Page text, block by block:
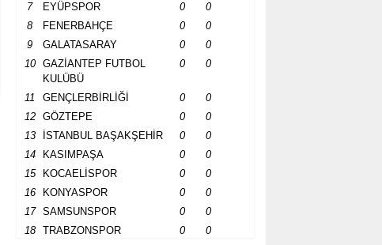
7
EYÜPSPOR 0
0
8
FENERBAHÇE 0
0
9
GALATASARAY 0
0
10
GAZİANTEP FUTBOL
KULÜBÜ
0 0
11 GENÇLERBİRLİĞİ 0
0
12
GÖZTEPE 0
0
13
İSTANBUL BAŞAKŞEHİR 0
0
14
KASIMPAŞA 0
0
15
KOCAELİSPOR 0
0
16
KONYASPOR 0
0
17
SAMSUNSPOR 0
0
18
TRABZONSPOR 0 0